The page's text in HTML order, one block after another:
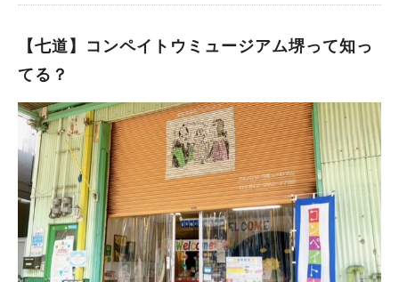
を解き明かそう！ 堺の歴史や文化に触れながら、心躍る謎解き
いていたら、自分だけの発見もあるかもしれませんね。 もっと
「謎解けば堺」について知りたいという方は、公式サイトも見て
りしないよう、一般的な注意事項を守りながら楽しんでください
ね。 ※画像は全て主催提供
せ、堺の魅力を再発見できる場所となっています。 ■南東側 仁
なバナーや航空写真も展示しています。 ■南西側 展望ロビーか
ら市内の観光名所へのアクセスが一目でわかる立体模型や、堺の
誇る伝統産業を魅力的に描いた壁面イラストなどを通して、堺の
観光情報を分かりやすく伝えます。 MI-TEさかいにぜひお越し
ください！ 堺市役所の担当者の方に、展望ロビーがリニューア
ルすることについてお伺いしました。 「仁徳天皇陵古墳の眺望
はもちろんのこと、仁徳天皇陵古墳の雄大さをイラストで示した
展示や市内観光スポットへのアクセスが分かる立体模型を新たに
設置し、より堺の魅力を感じられる場所になりましたので、ぜひ
お越しください。」 この機会に、ゴールデンウイーク（GW）や
【七道】コンペイトウミュージアム堺って知っ
てる？